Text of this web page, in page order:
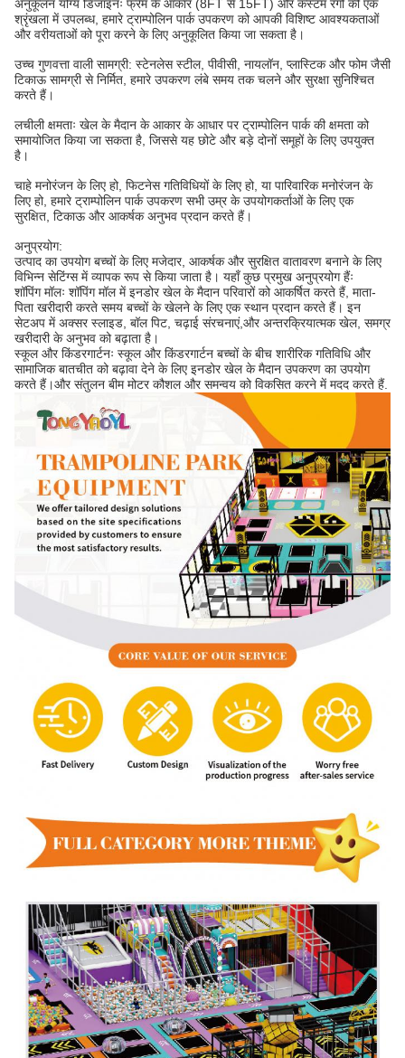
अनुकूलन योग्य डिजाइनः फ्रेम के आकार (8FT से 15FT) और कस्टम रंगों की एक
श्रृंखला में उपलब्ध, हमारे ट्राम्पोलिन पार्क उपकरण को आपकी विशिष्ट आवश्यकताओं
और वरीयताओं को पूरा करने के लिए अनुकूलित किया जा सकता है।
उच्च गुणवत्ता वाली सामग्री: स्टेनलेस स्टील, पीवीसी, नायलॉन, प्लास्टिक और फोम जैसी
टिकाऊ सामग्री से निर्मित, हमारे उपकरण लंबे समय तक चलने और सुरक्षा सुनिश्चित
करते हैं।
लचीली क्षमताः खेल के मैदान के आकार के आधार पर ट्राम्पोलिन पार्क की क्षमता को
समायोजित किया जा सकता है, जिससे यह छोटे और बड़े दोनों समूहों के लिए उपयुक्त
है।
चाहे मनोरंजन के लिए हो, फिटनेस गतिविधियों के लिए हो, या पारिवारिक मनोरंजन के
लिए हो, हमारे ट्राम्पोलिन पार्क उपकरण सभी उम्र के उपयोगकर्ताओं के लिए एक
सुरक्षित, टिकाऊ और आकर्षक अनुभव प्रदान करते हैं।
अनुप्रयोग:
उत्पाद का उपयोग बच्चों के लिए मजेदार, आकर्षक और सुरक्षित वातावरण बनाने के लिए
विभिन्न सेटिंग्स में व्यापक रूप से किया जाता है। यहाँ कुछ प्रमुख अनुप्रयोग हैंः
शॉपिंग मॉलः शॉपिंग मॉल में इनडोर खेल के मैदान परिवारों को आकर्षित करते हैं, माता-
पिता खरीदारी करते समय बच्चों के खेलने के लिए एक स्थान प्रदान करते हैं। इन
सेटअप में अक्सर स्लाइड, बॉल पिट, चढ़ाई संरचनाएं,और अन्तरक्रियात्मक खेल, समग्र
खरीदारी के अनुभव को बढ़ाता है।
स्कूल और किंडरगार्टनः स्कूल और किंडरगार्टन बच्चों के बीच शारीरिक गतिविधि और
सामाजिक बातचीत को बढ़ावा देने के लिए इनडोर खेल के मैदान उपकरण का उपयोग
करते हैं।और संतुलन बीम मोटर कौशल और समन्वय को विकसित करने में मदद करते हैं.